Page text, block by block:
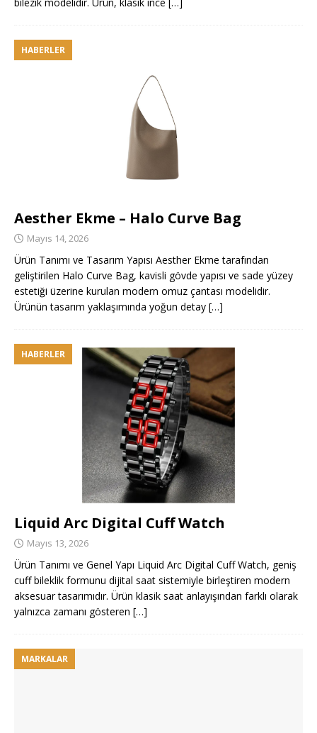
HABERLER
Aesther Ekme – Halo Curve Bag
Mayıs 14, 2026
Ürün Tanımı ve Tasarım Yapısı Aesther Ekme tarafından
geliştirilen Halo Curve Bag, kavisli gövde yapısı ve sade yüzey
estetiği üzerine kurulan modern omuz çantası modelidir.
Ürünün tasarım yaklaşımında yoğun detay […]
HABERLER
Liquid Arc Digital Cuff Watch
Mayıs 13, 2026
Ürün Tanımı ve Genel Yapı Liquid Arc Digital Cuff Watch, geniş
cuff bileklik formunu dijital saat sistemiyle birleştiren modern
aksesuar tasarımıdır. Ürün klasik saat anlayışından farklı olarak
yalnızca zamanı gösteren […]
MARKALAR